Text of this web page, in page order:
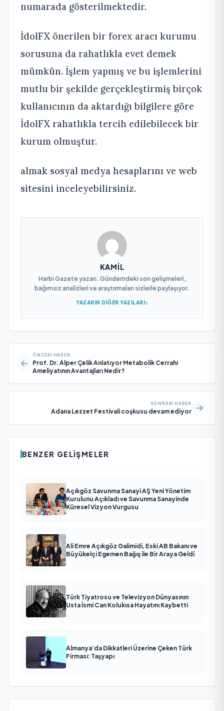
numarada gösterilmektedir.
İdolFX önerilen bir forex aracı kurumu
sorusuna da rahatlıkla evet demek
mümkün. İşlem yapmış ve bu işlemlerini
mutlu bir şekilde gerçekleştirmiş birçok
kullanıcının da aktardığı bilgilere göre
İdolFX rahatlıkla tercih edilebilecek bir
kurum olmuştur.
almak sosyal medya hesaplarını ve web
sitesini inceleyebilirsiniz.
KAMIL
Harbi Gazete yazarı. Gündemdeki son gelişmeleri,
bağımsız analizleri ve araştırmaları sizlerle paylaşıyor.
YAZARIN DIĞER YAZILARI
ÖNCEKI HABER
Prof. Dr. Alper Çelik Anlatıyor Metabolik Cerrahi
Ameliyatının Avantajları Nedir?
SONRAKI HABER
Adana Lezzet Festivali coşkusu devam ediyor
BENZER GELIŞMELER
Açıkgöz Savunma Sanayi AŞ Yeni Yönetim
Kurulunu Açıkladı ve Savunma Sanayinde
Küresel Vizyon Vurgusu
Ali Emre Açıkgöz Galimidi, Eski AB Bakanı ve
Büyükelçi Egemen Bağış ile Bir Araya Geldi
Türk Tiyatrosu ve Televizyon Dünyasının
Usta İsmi Can Kolukısa Hayatını Kaybetti
Almanya’da Dikkatleri Üzerine Çeken Türk
Firması: Taşyapı